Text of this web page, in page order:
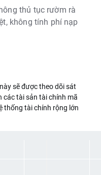
thủ tục rườm rà
không tính phí nạp
sẽ được theo dõi sát
các tài sản tài chính mã
thống tài chính rộng lớn